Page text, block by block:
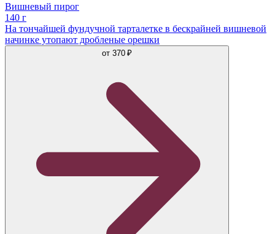
Вишневый пирог
140 г
На тончайшей фундучной тарталетке в бескрайней вишневой
начинке утопают дробленые орешки
от 370 ₽